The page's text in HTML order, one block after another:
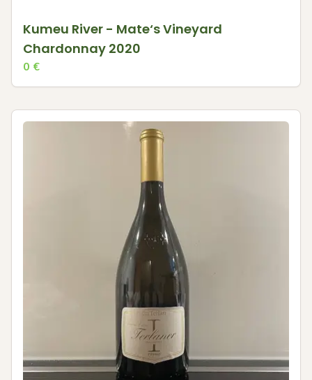
Kumeu River - Mate‘s Vineyard
Chardonnay 2020
0 €